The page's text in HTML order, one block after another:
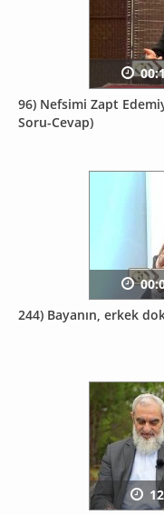
96) Nefsimi Zapt
Soru-Cevap)
244) Bayanın, erkek